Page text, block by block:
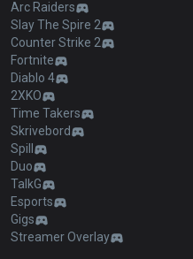
Arc Raiders
Slay The Spire 2
Counter Strike 2
Fortnite
Diablo 4
2XKO
Time Takers
Skrivebord
Spill
Duo
TalkG
Esports
Gigs
Streamer Overlay